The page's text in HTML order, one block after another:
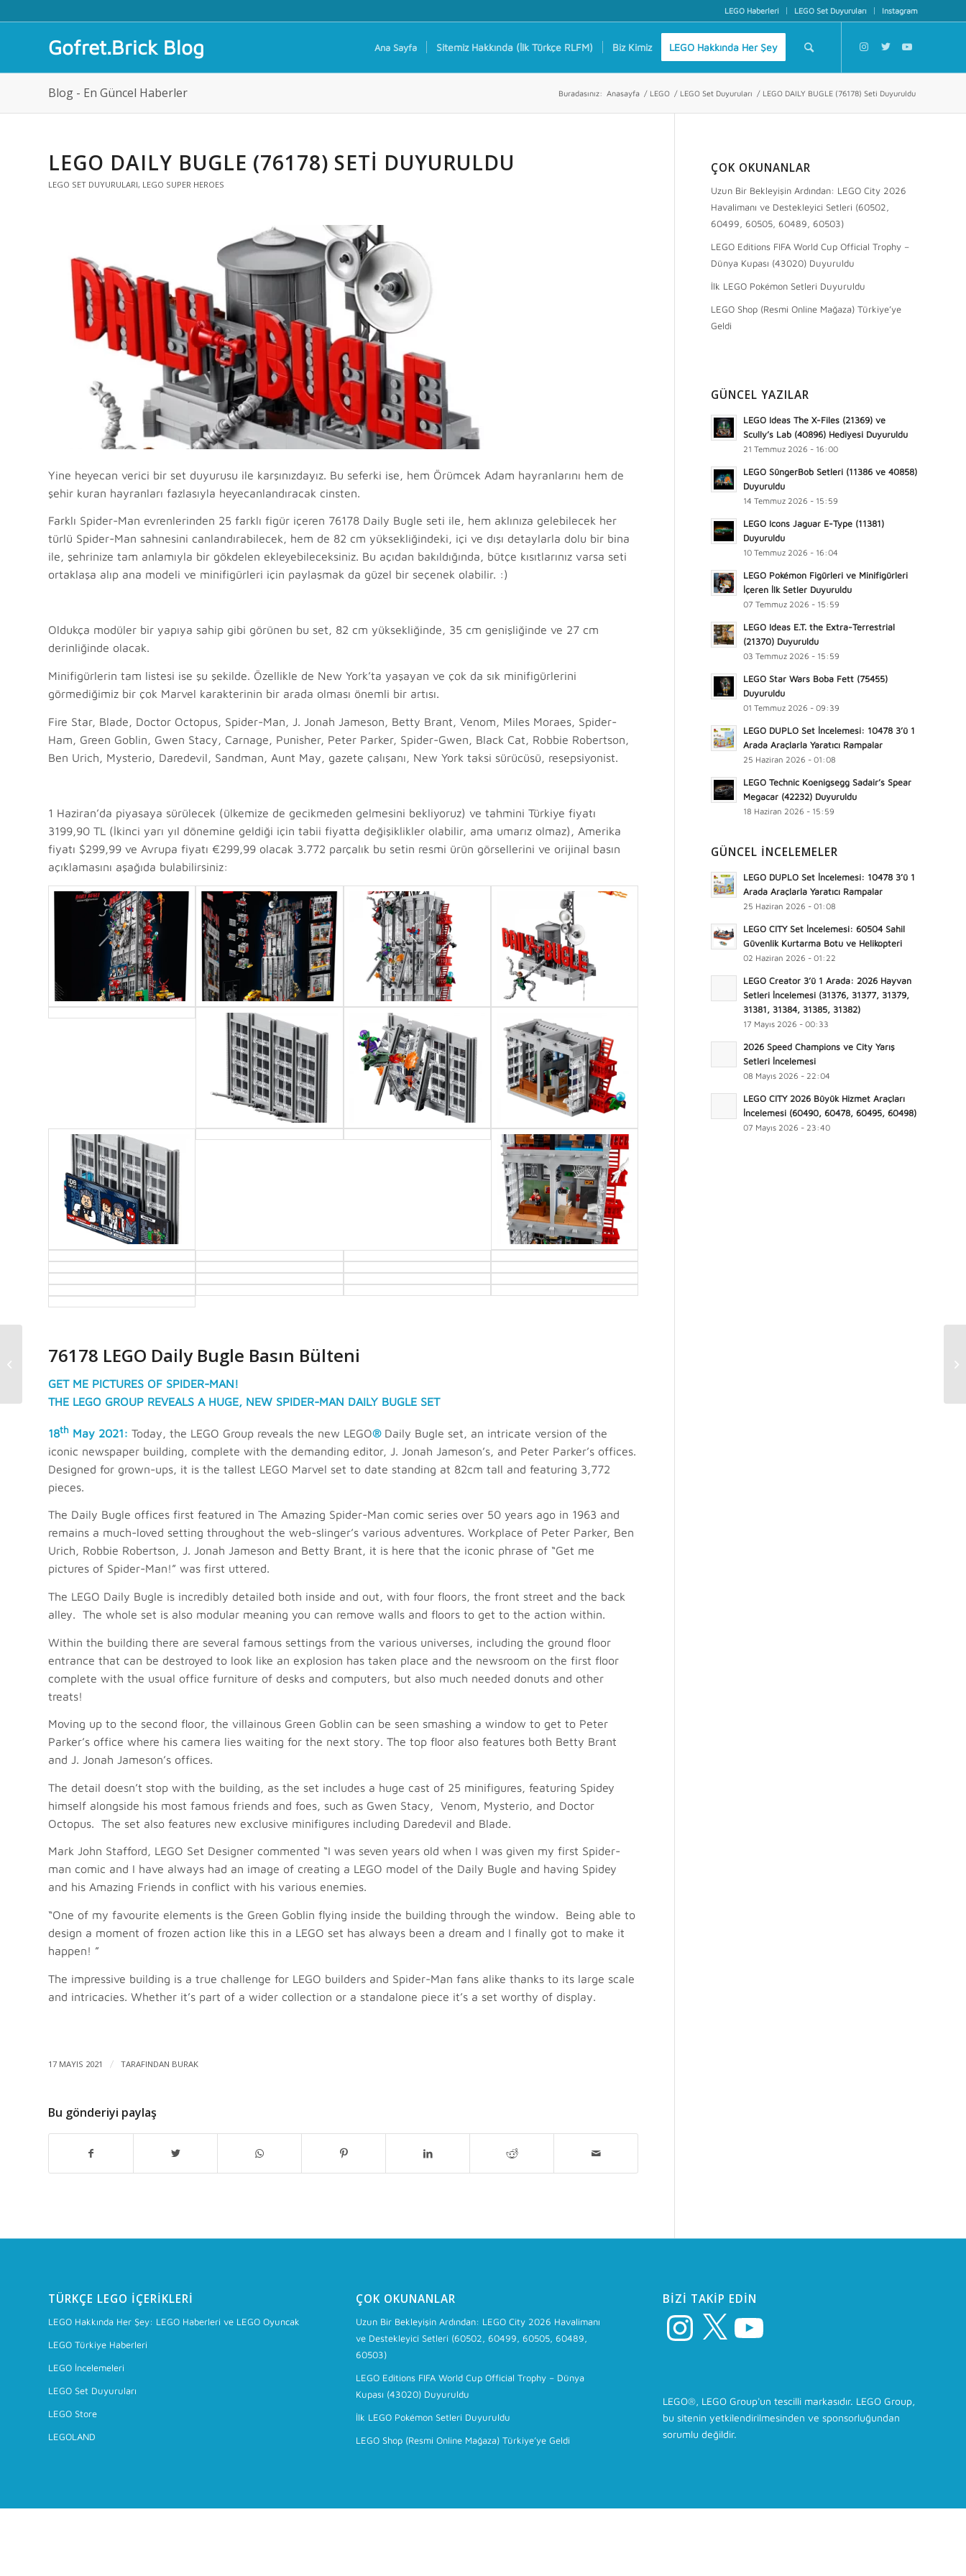
LEGO Haberleri LEGO Set Duyuruları Instagram
Gofret.Brick Blog Ana Sayfa Sitemiz Hakkında (İlk Türkçe RLFM) Biz Kimiz LEGO Hakkında Her Şey
Blog - En Güncel Haberler Buradasınız: Anasayfa / LEGO / LEGO Set Duyuruları / LEGO DAILY BUGLE (76178) Seti Duyuruldu
LEGO DAILY BUGLE (76178) SETI DUYURULDU
LEGO SET DUYURULARI, LEGO SUPER HEROES
Yine heyecan verici bir set duyurusu ile karşınızdayız. Bu seferki ise, hem Örümcek Adam hayranlarını hem de
şehir kuran hayranları fazlasıyla heyecanlandıracak cinsten.
Farklı Spider-Man evrenlerinden 25 farklı figür içeren 76178 Daily Bugle seti ile, hem aklınıza gelebilecek her
türlü Spider-Man sahnesini canlandırabilecek, hem de 82 cm yüksekliğindeki, içi ve dışı detaylarla dolu bir bina
ile, şehrinize tam anlamıyla bir gökdelen ekleyebileceksiniz. Bu açıdan bakıldığında, bütçe kısıtlarınız varsa seti
ortaklaşa alıp ana modeli ve minifigürleri için paylaşmak da güzel bir seçenek olabilir. :)
Oldukça modüler bir yapıya sahip gibi görünen bu set, 82 cm yüksekliğinde, 35 cm genişliğinde ve 27 cm
derinliğinde olacak.
Minifigürlerin tam listesi ise şu şekilde. Özellikle de New York’ta yaşayan ve çok da sık minifigürlerini
görmediğimiz bir çok Marvel karakterinin bir arada olması önemli bir artısı.
Fire Star, Blade, Doctor Octopus, Spider-Man, J. Jonah Jameson, Betty Brant, Venom, Miles Moraes, Spider-
Ham, Green Goblin, Gwen Stacy, Carnage, Punisher, Peter Parker, Spider-Gwen, Black Cat, Robbie Robertson,
Ben Urich, Mysterio, Daredevil, Sandman, Aunt May, gazete çalışanı, New York taksi sürücüsü, resepsiyonist.
1 Haziran’da piyasaya sürülecek (ülkemize de gecikmeden gelmesini bekliyoruz) ve tahmini Türkiye fiyatı
3199,90 TL (İkinci yarı yıl dönemine geldiği için tabii fiyatta değişiklikler olabilir, ama umarız olmaz), Amerika
fiyatı $299,99 ve Avrupa fiyatı €299,99 olacak 3.772 parçalık bu setin resmi ürün görsellerini ve orijinal basın
açıklamasını aşağıda bulabilirsiniz:
76178 LEGO Daily Bugle Basın Bülteni
GET ME PICTURES OF SPIDER-MAN!
THE LEGO GROUP REVEALS A HUGE, NEW SPIDER-MAN DAILY BUGLE SET
18th May 2021: Today, the LEGO Group reveals the new LEGO®Daily Bugle set, an intricate version of the
iconic newspaper building, complete with the demanding editor, J. Jonah Jameson’s, and Peter Parker’s offices.
Designed for grown-ups, it is the tallest LEGO Marvel set to date standing at 82cm tall and featuring 3,772
pieces.
The Daily Bugle offices first featured in The Amazing Spider-Man comic series over 50 years ago in 1963 and
remains a much-loved setting throughout the web-slinger’s various adventures. Workplace of Peter Parker, Ben
Urich, Robbie Robertson, J. Jonah Jameson and Betty Brant, it is here that the iconic phrase of “Get me
pictures of Spider-Man!” was first uttered.
The LEGO Daily Bugle is incredibly detailed both inside and out, with four floors, the front street and the back
alley. The whole set is also modular meaning you can remove walls and floors to get to the action within.
Within the building there are several famous settings from the various universes, including the ground floor
entrance that can be destroyed to look like an explosion has taken place and the newsroom on the first floor
complete with the usual office furniture of desks and computers, but also much needed donuts and other
treats!
Moving up to the second floor, the villainous Green Goblin can be seen smashing a window to get to Peter
Parker’s office where his camera lies waiting for the next story. The top floor also features both Betty Brant
and J. Jonah Jameson’s offices.
The detail doesn’t stop with the building, as the set includes a huge cast of 25 minifigures, featuring Spidey
himself alongside his most famous friends and foes, such as Gwen Stacy, Venom, Mysterio, and Doctor
Octopus. The set also features new exclusive minifigures including Daredevil and Blade.
Mark John Stafford, LEGO Set Designer commented “I was seven years old when I was given my first Spider-
man comic and I have always had an image of creating a LEGO model of the Daily Bugle and having Spidey
and his Amazing Friends in conflict with his various enemies.
“One of my favourite elements is the Green Goblin flying inside the building through the window. Being able to
design a moment of frozen action like this in a LEGO set has always been a dream and I finally got to make it
happen! ”
The impressive building is a true challenge for LEGO builders and Spider-Man fans alike thanks to its large scale
and intricacies. Whether it’s part of a wider collection or a standalone piece it’s a set worthy of display.
17 MAYIS 2021 / TARAFINDAN BURAK
Bu gönderiyi paylaş
ÇOK OKUNANLAR
Uzun Bir Bekleyişin Ardından: LEGO City 2026
Havalimanı ve Destekleyici Setleri (60502,
60499, 60505, 60489, 60503)
LEGO Editions FIFA World Cup Official Trophy –
Dünya Kupası (43020) Duyuruldu
İlk LEGO Pokémon Setleri Duyuruldu
LEGO Shop (Resmi Online Mağaza) Türkiye’ye
Geldi
GÜNCEL YAZILAR
LEGO Ideas The X-Files (21369) ve
Scully’s Lab (40896) Hediyesi Duyuruldu
21 Temmuz 2026 - 16:00
LEGO SüngerBob Setleri (11386 ve 40858)
Duyuruldu
14 Temmuz 2026 - 15:59
LEGO Icons Jaguar E-Type (11381)
Duyuruldu
10 Temmuz 2026 - 16:04
LEGO Pokémon Figürleri ve Minifigürleri
İçeren İlk Setler Duyuruldu
07 Temmuz 2026 - 15:59
LEGO Ideas E.T. the Extra-Terrestrial
(21370) Duyuruldu
03 Temmuz 2026 - 15:59
LEGO Star Wars Boba Fett (75455)
Duyuruldu
01 Temmuz 2026 - 09:39
LEGO DUPLO Set İncelemesi: 10478 3’ü 1
Arada Araçlarla Yaratıcı Rampalar
25 Haziran 2026 - 01:08
LEGO Technic Koenigsegg Sadair’s Spear
Megacar (42232) Duyuruldu
18 Haziran 2026 - 15:59
GÜNCEL İNCELEMELER
LEGO DUPLO Set İncelemesi: 10478 3’ü 1
Arada Araçlarla Yaratıcı Rampalar
25 Haziran 2026 - 01:08
LEGO CITY Set İncelemesi: 60504 Sahil
Güvenlik Kurtarma Botu ve Helikopteri
02 Haziran 2026 - 01:22
LEGO Creator 3’ü 1 Arada: 2026 Hayvan
Setleri İncelemesi (31376, 31377, 31379,
31381, 31384, 31385, 31382)
17 Mayıs 2026 - 00:33
2026 Speed Champions ve City Yarış
Setleri İncelemesi
08 Mayıs 2026 - 22:04
LEGO CITY 2026 Büyük Hizmet Araçları
İncelemesi (60490, 60478, 60495, 60498)
07 Mayıs 2026 - 23:40
TÜRKÇE LEGO İÇERIKLERI
LEGO Hakkında Her Şey: LEGO Haberleri ve LEGO Oyuncak
LEGO Türkiye Haberleri
LEGO İncelemeleri
LEGO Set Duyuruları
LEGO Store
LEGOLAND
ÇOK OKUNANLAR
Uzun Bir Bekleyişin Ardından: LEGO City 2026 Havalimanı
ve Destekleyici Setleri (60502, 60499, 60505, 60489,
60503)
LEGO Editions FIFA World Cup Official Trophy – Dünya
Kupası (43020) Duyuruldu
İlk LEGO Pokémon Setleri Duyuruldu
LEGO Shop (Resmi Online Mağaza) Türkiye’ye Geldi
BIZI TAKIP EDIN
Instagram
LEGO®, LEGO Group'un tescilli markasıdır. LEGO Group,
bu sitenin yetkilendirilmesinden ve sponsorluğundan
sorumlu değildir.
LEGO F.R.I.E.N.D.S
Apartments (10292)
Seti Duyuruldu